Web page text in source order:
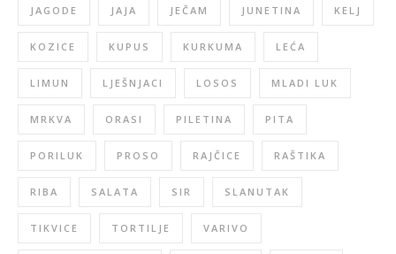
JAGODE JAJA JEČAM JUNETINA KELJ
KOZICE KUPUS KURKUMA LEĆA
LIMUN LJEŠNJACI LOSOS MLADI LUK
MRKVA ORASI PILETINA PITA
PORILUK PROSO RAJČICE RAŠTIKA
RIBA SALATA SIR SLANUTAK
TIKVICE TORTILJE VARIVO